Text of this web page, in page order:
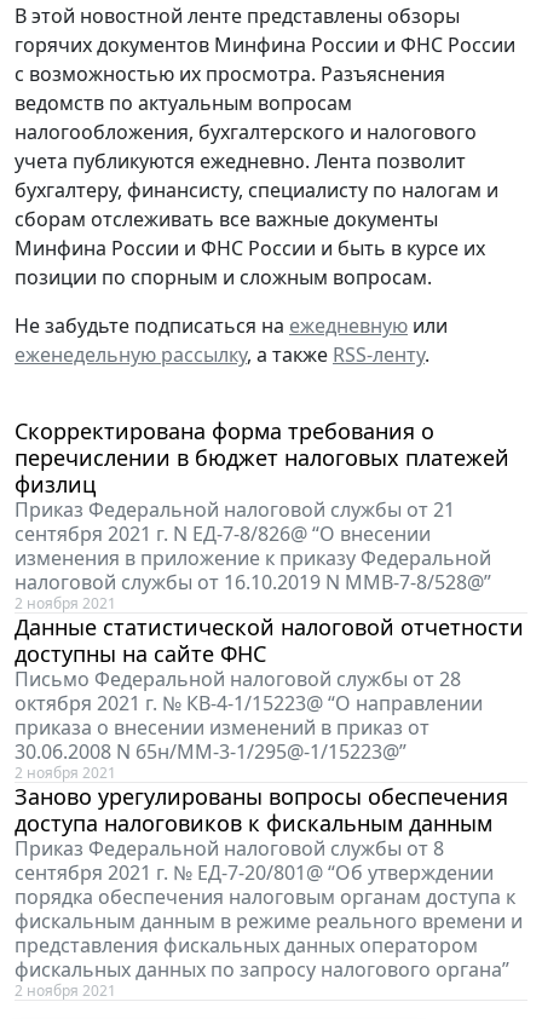
В этой новостной ленте представлены обзоры
горячих документов Минфина России и ФНС России
с возможностью их просмотра. Разъяснения
ведомств по актуальным вопросам
налогообложения, бухгалтерского и налогового
учета публикуются ежедневно. Лента позволит
бухгалтеру, финансисту, специалисту по налогам и
сборам отслеживать все важные документы
Минфина России и ФНС России и быть в курсе их
позиции по спорным и сложным вопросам.
Не забудьте подписаться на ежедневную или
еженедельную рассылку, а также RSS-ленту.
Скорректирована форма требования о
перечислении в бюджет налоговых платежей
физлиц
Приказ Федеральной налоговой службы от 21
сентября 2021 г. N ЕД-7-8/826@ “О внесении
изменения в приложение к приказу Федеральной
налоговой службы от 16.10.2019 N ММВ-7-8/528@”
2 ноября 2021
Данные статистической налоговой отчетности
доступны на сайте ФНС
Письмо Федеральной налоговой службы от 28
октября 2021 г. № КВ-4-1/15223@ “О направлении
приказа о внесении изменений в приказ от
30.06.2008 N 65н/ММ-3-1/295@-1/15223@”
2 ноября 2021
Заново урегулированы вопросы обеспечения
доступа налоговиков к фискальным данным
Приказ Федеральной налоговой службы от 8
сентября 2021 г. № ЕД-7-20/801@ “Об утверждении
порядка обеспечения налоговым органам доступа к
фискальным данным в режиме реального времени и
представления фискальных данных оператором
фискальных данных по запросу налогового органа”
2 ноября 2021